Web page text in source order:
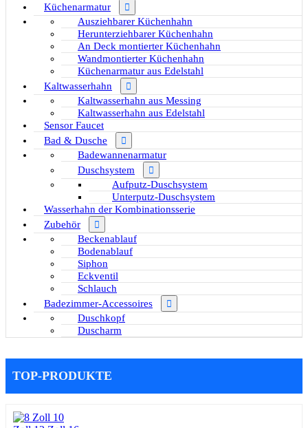
Küchenarmatur
Ausziehbarer Küchenhahn
Herunterziehbarer Küchenhahn
An Deck montierter Küchenhahn
Wandmontierter Küchenhahn
Küchenarmatur aus Edelstahl
Kaltwasserhahn
Kaltwasserhahn aus Messing
Kaltwasserhahn aus Edelstahl
Sensor Faucet
Bad & Dusche
Badewannenarmatur
Duschsystem
Aufputz-Duschsystem
Unterputz-Duschsystem
Wasserhahn der Kombinationsserie
Zubehör
Beckenablauf
Bodenablauf
Siphon
Eckventil
Schlauch
Badezimmer-Accessoires
Duschkopf
Duscharm
TOP-PRODUKTE